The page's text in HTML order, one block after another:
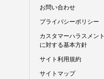
お問い合わせ
プライバシーポリシー
カスタマーハラスメント
に対する基本方針
サイト利用規約
サイトマップ